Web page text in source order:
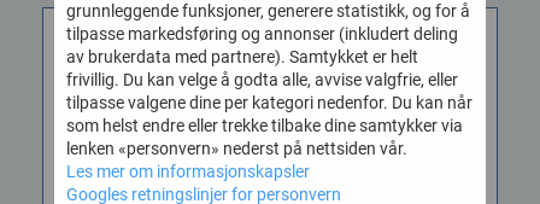
grunnleggende funksjoner, generere statistikk, og for å
tilpasse markedsføring og annonser (inkludert deling
av brukerdata med partnere). Samtykket er helt
frivillig. Du kan velge å godta alle, avvise valgfrie, eller
tilpasse valgene dine per kategori nedenfor. Du kan når
som helst endre eller trekke tilbake dine samtykker via
lenken «personvern» nederst på nettsiden vår.
Les mer om informasjonskapsler
Googles retningslinjer for personvern